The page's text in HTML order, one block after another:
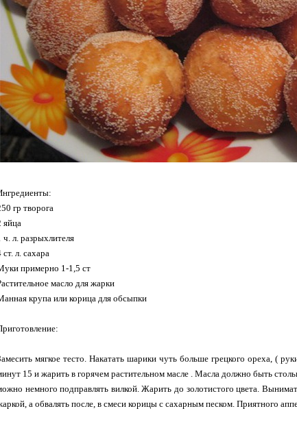
гр творога
яйца
ч. л. разрыхлителя
ст. л. сахара
примерно 1-1,5 ст
масло для жарки
крупа или корица для обсыпки
мягкое тесто. Накатать шарики чуть больше грецкого ореха, (
15 и жарить в горячем растительном масле . Масла должно быть
немного подправлять вилкой. Жарить до золотистого цвета.
а обвалять после, в смеси корицы с сахарным песком. Приятного